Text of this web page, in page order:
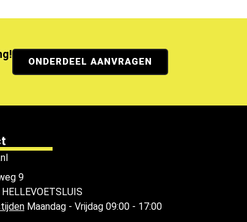
ONDERDEEL AANVRAGEN
9
Maandag - Vrijdag 09:00 - 17:00